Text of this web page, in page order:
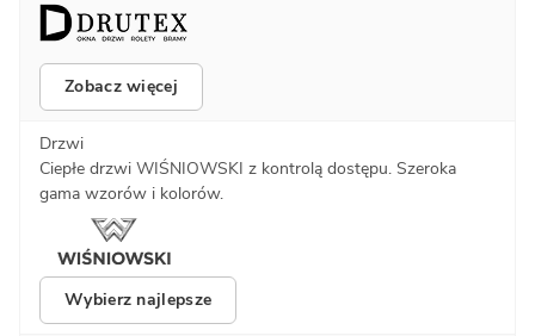
Zobacz więcej
Drzwi
Ciepłe drzwi WIŚNIOWSKI z kontrolą dostępu. Szeroka
gama wzorów i kolorów.
Wybierz najlepsze